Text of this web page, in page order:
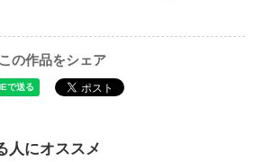
この作品をシェア
人にオススメ